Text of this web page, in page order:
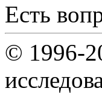
Есть
© 1996-